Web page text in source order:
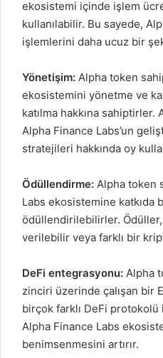
ekosistemi içinde işlem
kullanılabilir. Bu sayede,
işlemlerini daha ucuz bir
Yönetişim: Alpha token
ekosistemini yönetme ve
katılma hakkına
Alpha Finance Labs’un
stratejileri hakkında oy
Ödüllendirme: Alpha token
Labs ekosistemine katkıda
ödüllendirilebilirler.
verilebilir veya farklı bir
DeFi entegrasyonu: Alpha
zinciri üzerinde çalışan bir
birçok farklı DeFi
Alpha Finance Labs
benimsenmesini artırır.